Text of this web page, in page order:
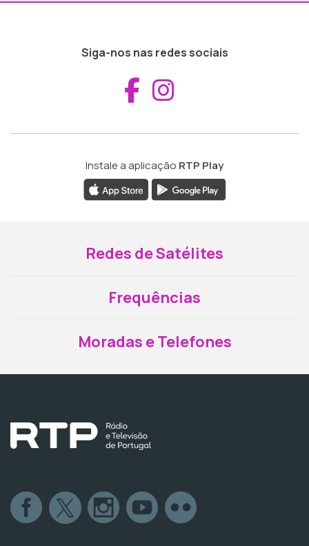
Siga-nos nas redes sociais
Aceder ao
Instale a aplicação RTP Play
Redes de Satélites
Frequências
Moradas e Telefones